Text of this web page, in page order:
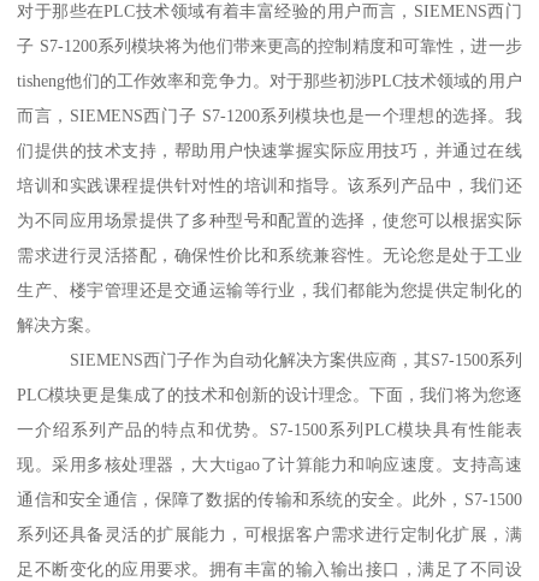
对于那些在PLC技术领域有着丰富经验的用户而言，SIEMENS西门
子 S7-1200系列模块将为他们带来更高的控制精度和可靠性，进一步
tisheng他们的工作效率和竞争力。对于那些初涉PLC技术领域的用户
而言，SIEMENS西门子 S7-1200系列模块也是一个理想的选择。我
们提供的技术支持，帮助用户快速掌握实际应用技巧，并通过在线
培训和实践课程提供针对性的培训和指导。该系列产品中，我们还
为不同应用场景提供了多种型号和配置的选择，使您可以根据实际
需求进行灵活搭配，确保性价比和系统兼容性。无论您是处于工业
生产、楼宇管理还是交通运输等行业，我们都能为您提供定制化的
解决方案。
SIEMENS西门子作为自动化解决方案供应商，其S7-1500系列
PLC模块更是集成了的技术和创新的设计理念。下面，我们将为您逐
一介绍系列产品的特点和优势。S7-1500系列PLC模块具有性能表
现。采用多核处理器，大大tigao了计算能力和响应速度。支持高速
通信和安全通信，保障了数据的传输和系统的安全。此外，S7-1500
系列还具备灵活的扩展能力，可根据客户需求进行定制化扩展，满
足不断变化的应用要求。拥有丰富的输入输出接口，满足了不同设